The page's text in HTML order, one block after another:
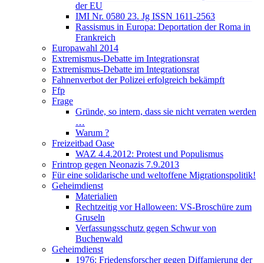
der EU
IMI Nr. 0580 23. Jg ISSN 1611-2563
Rassismus in Europa: Deportation der Roma in
Frankreich
Europawahl 2014
Extremismus-Debatte im Integrationsrat
Extremismus-Debatte im Integrationsrat
Fahnenverbot der Polizei erfolgreich bekämpft
Ffp
Frage
Gründe, so intern, dass sie nicht verraten werden
…
Warum ?
Freizeitbad Oase
WAZ 4.4.2012: Protest und Populismus
Frintrop gegen Neonazis 7.9.2013
Für eine solidarische und weltoffene Migrationspolitik!
Geheimdienst
Materialien
Rechtzeitig vor Halloween: VS-Broschüre zum
Gruseln
Verfassungsschutz gegen Schwur von
Buchenwald
Geheimdienst
1976: Friedensforscher gegen Diffamierung der